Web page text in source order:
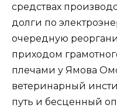
средствах
долги по
очередную
приходом
плечами у Ямова
ветеринарный
путь и бесценный